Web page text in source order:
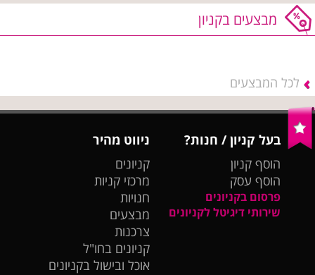
מבצעים בקניון
לכל המבצעים
בעל קניון / חנות?
הוסף קניון
הוסף עסק
פרסום בקניונים
שירותי דיגיטל לקניונים
ניווט מהיר
קניונים
מרכזי קניות
חנויות
מבצעים
צרכנות
קניונים בחו"ל
אוכל ובישול בקניונים